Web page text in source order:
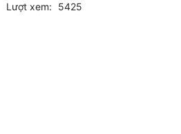
Lượt xem: 5425